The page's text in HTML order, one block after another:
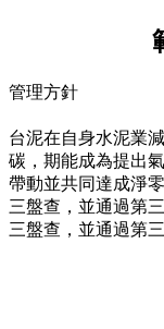
管理方針
台泥在自身水泥業
碳，期能成為提出
帶動並共同達成淨
三盤查，並通過第
三盤查，並通過第三